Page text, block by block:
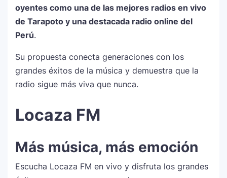
oyentes como una de las mejores radios en vivo
de Tarapoto y una destacada radio online del
Perú.
Su propuesta conecta generaciones con los
grandes éxitos de la música y demuestra que la
radio sigue más viva que nunca.
Locaza FM
Más música, más emoción
Escucha Locaza FM en vivo y disfruta los grandes